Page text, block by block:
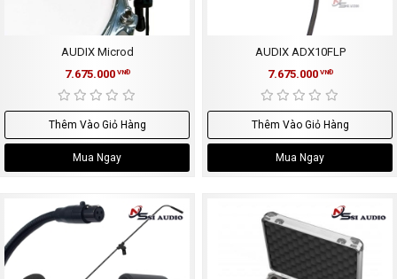
AUDIX Microd
7.675.000 VNĐ
Thêm Vào Giỏ Hàng
Mua Ngay
AUDIX ADX10FLP
7.675.000 VNĐ
Thêm Vào Giỏ Hàng
Mua Ngay